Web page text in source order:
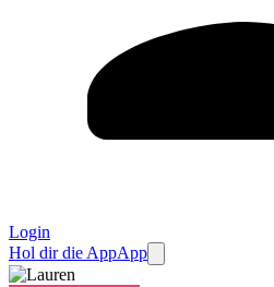
Login
Hol dir die AppApp